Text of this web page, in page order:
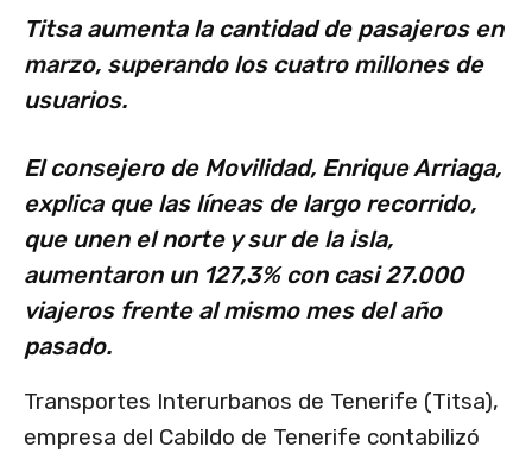
Titsa aumenta la cantidad de pasajeros en
marzo, superando los cuatro millones de
usuarios.
El consejero de Movilidad, Enrique Arriaga,
explica que las líneas de largo recorrido,
que unen el norte y sur de la isla,
aumentaron un 127,3% con casi 27.000
viajeros frente al mismo mes del año
pasado.
Transportes Interurbanos de Tenerife (Titsa),
empresa del Cabildo de Tenerife contabilizó